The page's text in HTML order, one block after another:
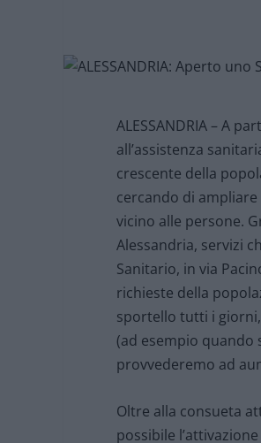
ALESSANDRIA – A
all’assistenza
crescente della
cercando di
vicino alle persone.
Alessandria, servizi
Sanitario, in via
richieste della
sportello tutti i giorni,
(ad esempio
provvederemo ad
Oltre alla consueta
possibile